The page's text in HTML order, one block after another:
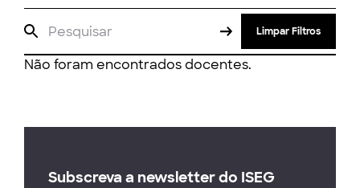
Limpar Filtros
Não foram encontrados docentes.
Subscreva a newsletter do ISEG